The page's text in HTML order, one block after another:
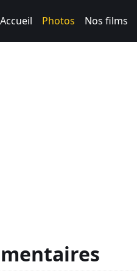
Accueil
Photos Nos films